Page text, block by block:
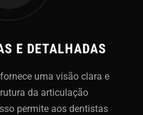
E DETALHADAS
uma visão clara e
da articulação
permite aos dentistas